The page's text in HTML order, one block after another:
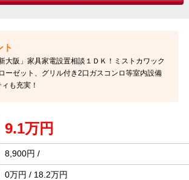
大阪」家具家電設置相談１ＤＫ！ミストカワック
ーゼット、グリル付き2口ガスコンロ等室内設備
も充実！
9.1万円
8,900円 /
0万円 / 18.2万円